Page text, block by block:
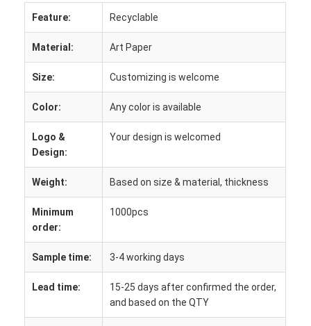
Inicio
Sobre nosotros
Visita a la fábrica
Control de calidad
Feature: Recyclable
Material: Art Paper
Size: Customizing is welcome
Color: Any color is available
Logo &
Design:
Your design is welcomed
Weight: Based on size & material, thickness
Minimum
order:
1000pcs
Sample time: 3-4 working days
Lead time:
15-25 days after confirmed the order,
and based on the QTY